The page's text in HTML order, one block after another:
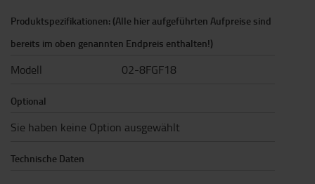
Produktspezifikationen: (Alle hier aufgeführten Aufpreise sind
bereits im oben genannten Endpreis enthalten!)
Modell 02-8FGF18
Optional
Sie haben keine Option ausgewählt
Technische Daten